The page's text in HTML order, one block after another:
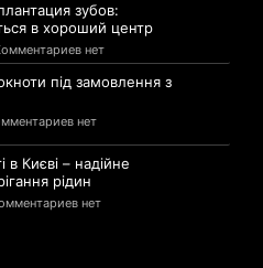
зубов:
в хороший центр
нет
під замовлення з
нет
в Києві – надійне
рідин
нет